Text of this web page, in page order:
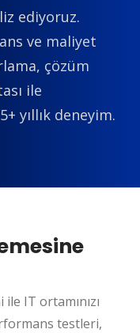
ediyoruz.
ve maliyet
çözüm
ile
yıllık deneyim.
IT ortamınızı
testleri,